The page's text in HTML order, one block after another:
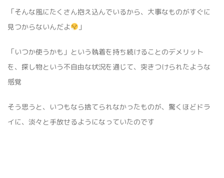
「そんな風にたくさん抱え込んでいるから、大事なものがすぐに
見つからないんだよ
」
「いつか使うかも」という執着を持ち続けることのデメリット
を、探し物という不自由な状況を通じて、突きつけられたような
感覚
そう思うと、いつもなら捨てられなかったものが、驚くほどドラ
イに、淡々と手放せるようになっていたのです